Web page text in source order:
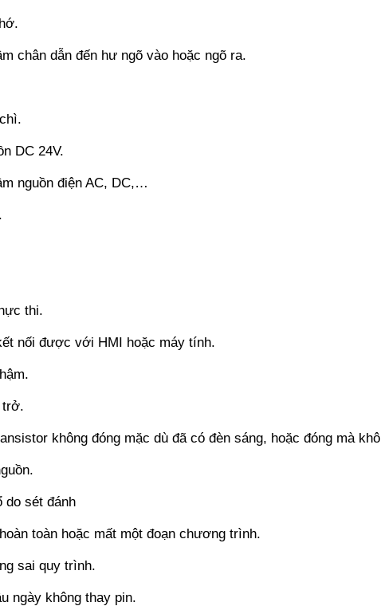
chân dẫn đến hư ngõ vào hoặc ngõ ra.
DC 24V.
nguồn điện AC, DC,…
thi.
nối được với HMI hoặc máy tính.
trở.
không đóng mặc dù đã có đèn sáng, hoặc đóng mà
do sét đánh
toàn hoặc mất một đoạn chương trình.
sai quy trình.
ngày không thay pin.